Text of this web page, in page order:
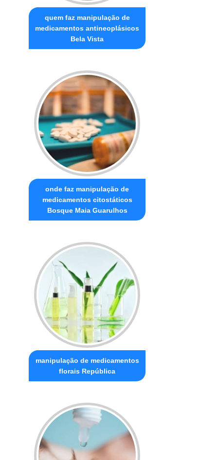
quem faz manipulação de
medicamentos antineoplásicos
Bela Vista
onde faz manipulação de
medicamentos citostáticos
Bosque Maia Guarulhos
manipulação de medicamentos
florais República